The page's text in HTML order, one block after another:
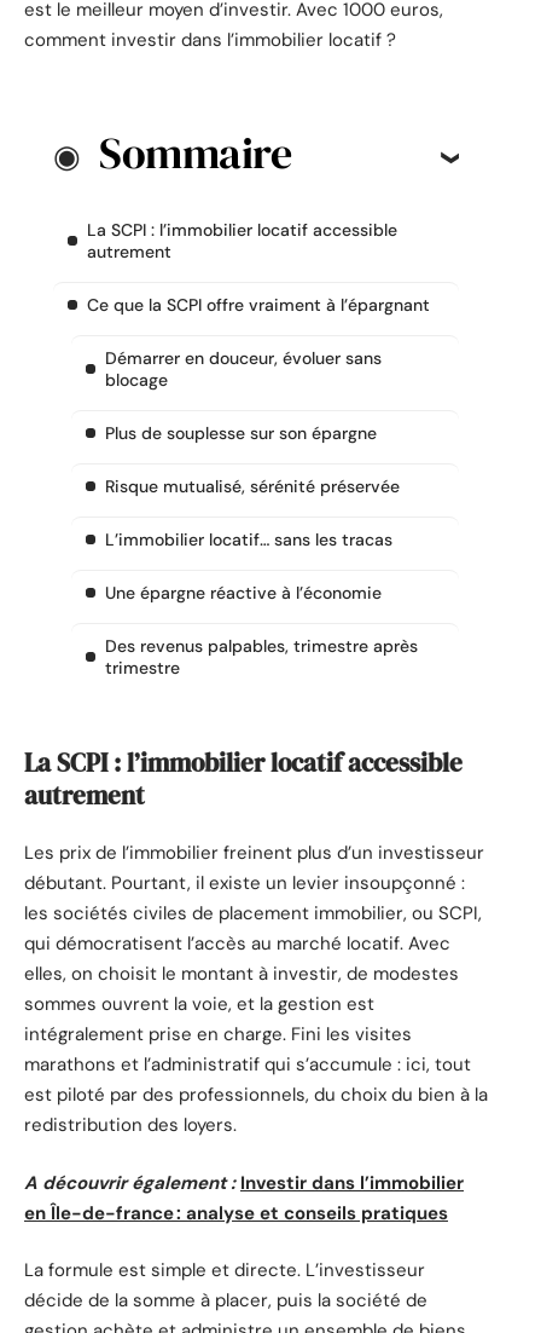
est le meilleur moyen d’investir. Avec 1000 euros,
comment investir dans l’immobilier locatif ?
Sommaire
La SCPI : l’immobilier locatif accessible
autrement
Ce que la SCPI offre vraiment à l’épargnant
Démarrer en douceur, évoluer sans
blocage
Plus de souplesse sur son épargne
Risque mutualisé, sérénité préservée
L’immobilier locatif… sans les tracas
Une épargne réactive à l’économie
Des revenus palpables, trimestre après
trimestre
La SCPI : l’immobilier locatif accessible
autrement
Les prix de l’immobilier freinent plus d’un investisseur
débutant. Pourtant, il existe un levier insoupçonné :
les sociétés civiles de placement immobilier, ou SCPI,
qui démocratisent l’accès au marché locatif. Avec
elles, on choisit le montant à investir, de modestes
sommes ouvrent la voie, et la gestion est
intégralement prise en charge. Fini les visites
marathons et l’administratif qui s’accumule : ici, tout
est piloté par des professionnels, du choix du bien à la
redistribution des loyers.
A découvrir également : Investir dans l’immobilier
en Île-de-france : analyse et conseils pratiques
La formule est simple et directe. L’investisseur
décide de la somme à placer, puis la société de